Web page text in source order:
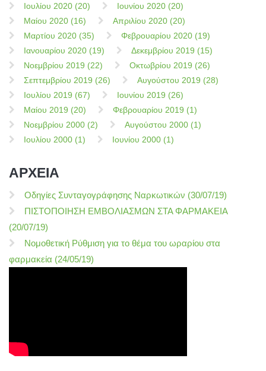
Ιουλίου 2020 (20)
Ιουνίου 2020 (20)
Μαίου 2020 (16)
Απριλίου 2020 (20)
Μαρτίου 2020 (35)
Φεβρουαρίου 2020 (19)
Ιανουαρίου 2020 (19)
Δεκεμβρίου 2019 (15)
Νοεμβρίου 2019 (22)
Οκτωβρίου 2019 (26)
Σεπτεμβρίου 2019 (26)
Αυγούστου 2019 (28)
Ιουλίου 2019 (67)
Ιουνίου 2019 (26)
Μαίου 2019 (20)
Φεβρουαρίου 2019 (1)
Νοεμβρίου 2000 (2)
Αυγούστου 2000 (1)
Ιουλίου 2000 (1)
Ιουνίου 2000 (1)
ΑΡΧΕΙΑ
Οδηγίες Συνταγογράφησης Ναρκωτικών (30/07/19)
ΠΙΣΤΟΠΟΙΗΣΗ ΕΜΒΟΛΙΑΣΜΩΝ ΣΤΑ ΦΑΡΜΑΚΕΙΑ
(20/07/19)
Νομοθετική Ρύθμιση για το θέμα του ωραρίου στα
φαρμακεία (24/05/19)